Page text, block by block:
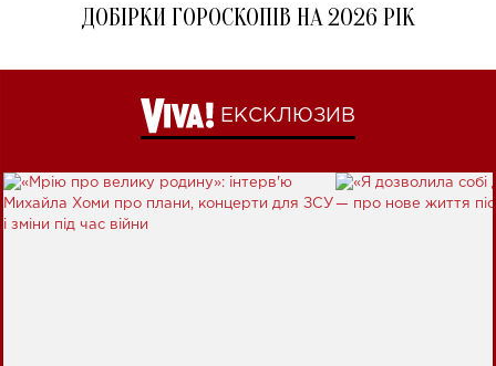
ДОБІРКИ ГОРОСКОПІВ НА 2026 РІК
ЕКСКЛЮЗИВ